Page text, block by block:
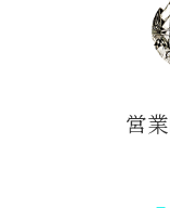
営